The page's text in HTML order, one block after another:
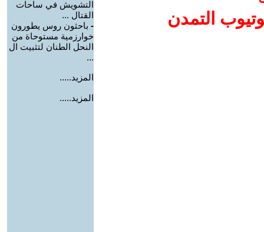
التمدن
التشويش في ساحات
القتال ...
- باحثون روس يطورون
خوارزمية مستوحاة من
النحل الطنان لتثبيت ال
...
المزيد.....
المزيد.....